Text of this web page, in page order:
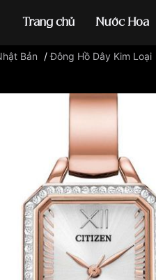
Trang chủ Nước Hoa
Đồng hồ casio
Bản /Đông Hồ Dây Kim Loại